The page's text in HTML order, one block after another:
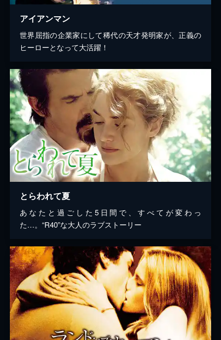
アイアンマン
世界屈指の企業家にして稀代の天才発明家が、正義の
ヒーローとなって大活躍！
とらわれて夏
あなたと過ごした5日間で、すべてが変わっ
た…。“R40”な大人のラブストーリー